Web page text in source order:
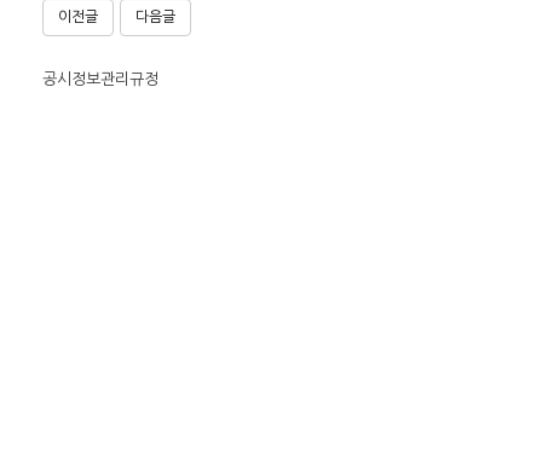
이전글 다음글
공시정보관리규정